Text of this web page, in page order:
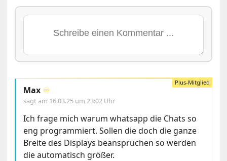
Max ♾️
sagt am 16.03.25 um 23:02 Uhr
Ich frage mich warum whatsapp die Chats so
eng programmiert. Sollen die doch die ganze
Breite des Displays beanspruchen so werden
die automatisch größer.